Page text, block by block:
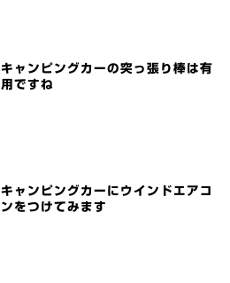
キャンピングカーの突っ張り棒は有
用ですね
キャンピングカーにウインドエアコ
ンをつけてみます